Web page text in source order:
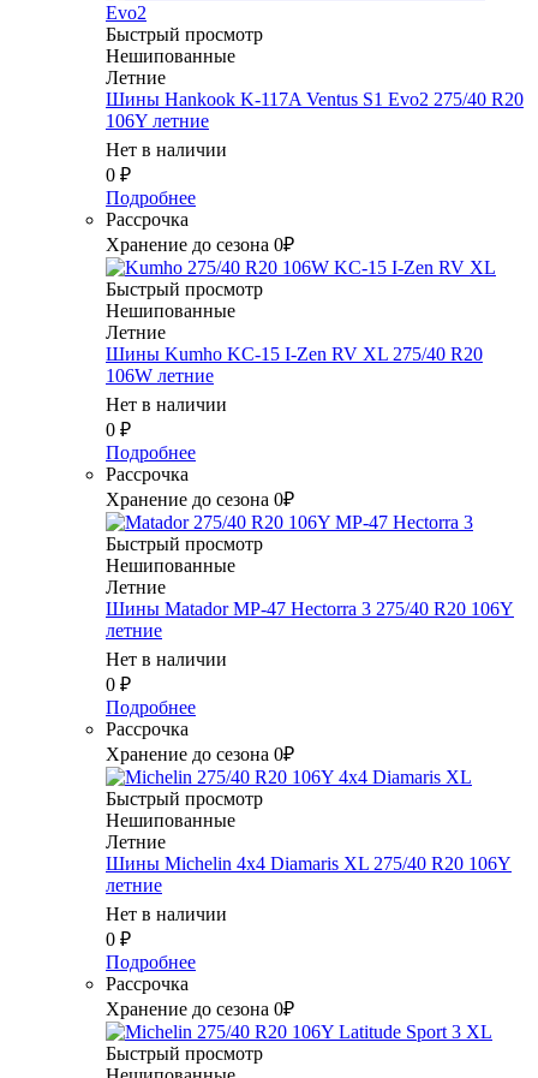
Быстрый просмотр
Нешипованные
Летние
Шины Hankook K-117A Ventus S1 Evo2 275/40 R20
106Y летние
Нет в наличии
0 ₽
Подробнее
Рассрочка
Хранение до сезона 0₽
Быстрый просмотр
Нешипованные
Летние
Шины Kumho KC-15 I-Zen RV XL 275/40 R20
106W летние
Нет в наличии
0 ₽
Подробнее
Рассрочка
Хранение до сезона 0₽
Быстрый просмотр
Нешипованные
Летние
Шины Matador MP-47 Hectorra 3 275/40 R20 106Y
летние
Нет в наличии
0 ₽
Подробнее
Рассрочка
Хранение до сезона 0₽
Быстрый просмотр
Нешипованные
Летние
Шины Michelin 4x4 Diamaris XL 275/40 R20 106Y
летние
Нет в наличии
0 ₽
Подробнее
Рассрочка
Хранение до сезона 0₽
Быстрый просмотр